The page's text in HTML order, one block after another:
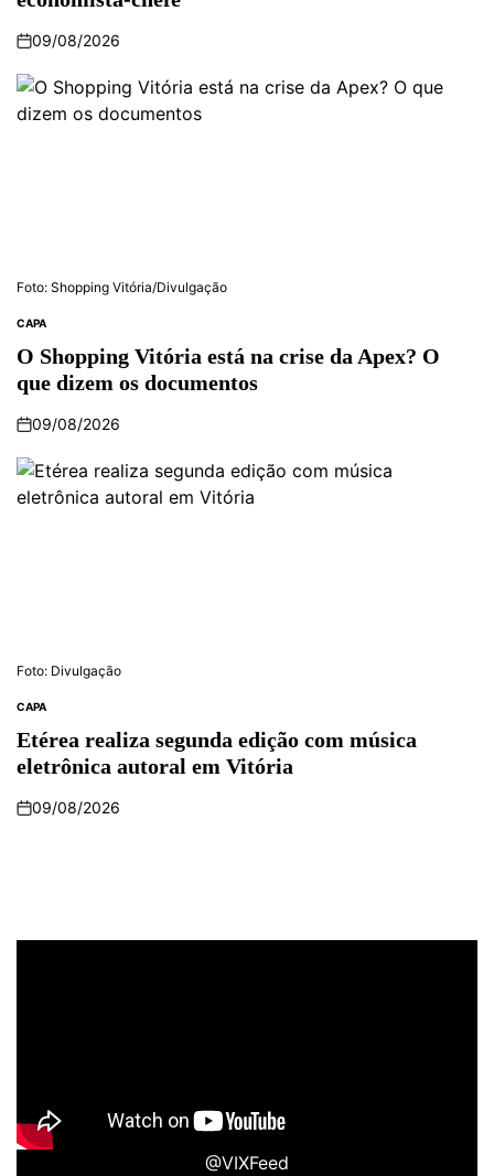
09/08/2026
Foto: Shopping Vitória/Divulgação
CAPA
O Shopping Vitória está na crise da Apex? O
que dizem os documentos
09/08/2026
Foto: Divulgação
CAPA
Etérea realiza segunda edição com música
eletrônica autoral em Vitória
09/08/2026
@VIXFeed